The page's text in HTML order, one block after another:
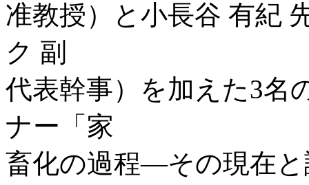
准教授）と小長谷 有紀
ク 副
代表幹事）を加えた3名
ナー「家
畜化の過程—その現在